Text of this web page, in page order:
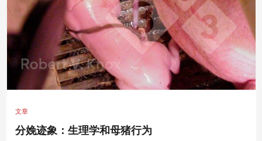
文章
分娩迹象：生理学和母猪行为